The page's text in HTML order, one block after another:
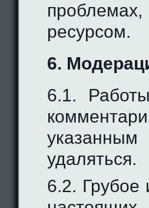
ресурсом.
6.
6.1.
удаляться.
6.2. Грубое